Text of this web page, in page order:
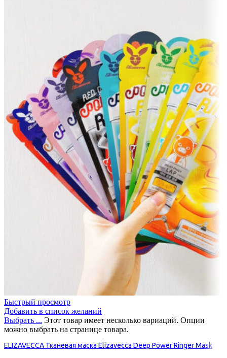
Быстрый просмотр
Добавить в список желаний
Выбрать ... Этот товар имеет несколько вариаций. Опции
можно выбрать на странице товара.
ELIZAVECCA Тканевая маска Elizavecca Deep Power Ringer Mask